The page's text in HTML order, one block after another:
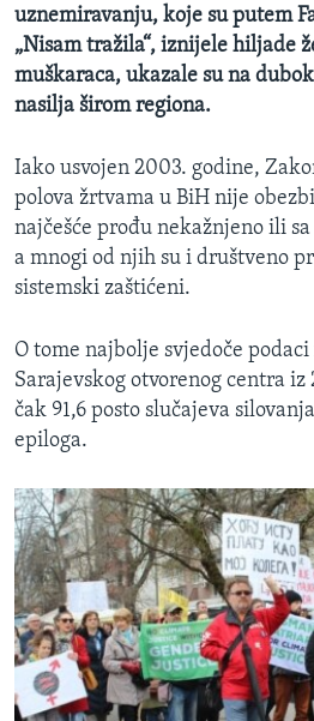
uznemiravanju, koje su putem
„Nisam tražila“, iznijele hiljade
muškaraca, ukazale su na
nasilja širom regiona.
Iako usvojen 2003. godine,
polova žrtvama u BiH nije
najčešće prođu nekažnjeno ili
a mnogi od njih su i društveno
sistemski zaštićeni.
O tome najbolje svjedoče
Sarajevskog otvorenog centra
čak 91,6 posto slučajeva
epiloga.